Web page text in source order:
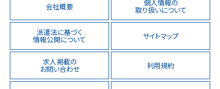
会社概要 個人情報の
取り扱いについて
派遣法に基づく
情報公開について サイトマップ
求人掲載の
お問い合わせ 利用規約